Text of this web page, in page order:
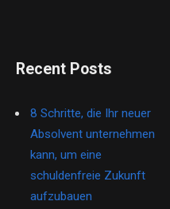
Recent Posts
8 Schritte, die Ihr neuer
Absolvent unternehmen
kann, um eine
schuldenfreie Zukunft
aufzubauen